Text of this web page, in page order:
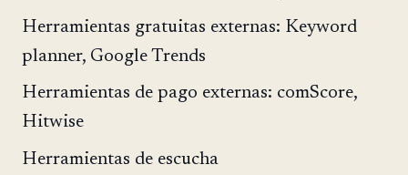
Herramientas gratuitas externas: Keyword
planner, Google Trends
Herramientas de pago externas: comScore,
Hitwise
Herramientas de escucha